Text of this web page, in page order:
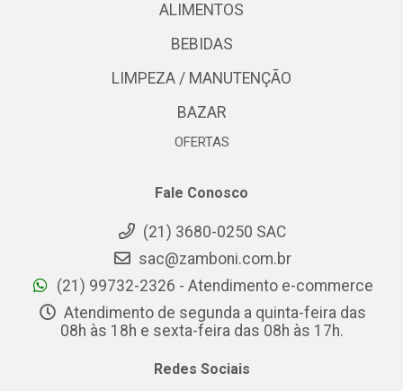
ALIMENTOS
BEBIDAS
LIMPEZA / MANUTENÇÃO
BAZAR
OFERTAS
Fale Conosco
(21) 3680-0250 SAC
sac@zamboni.com.br
(21) 99732-2326 - Atendimento e-commerce
Atendimento de segunda a quinta-feira das
08h às 18h e sexta-feira das 08h às 17h.
Redes Sociais